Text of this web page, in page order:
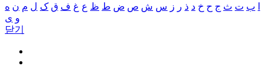
ب ت ث ج ح خ د ذ ر ز س ش ص ض ط ظ ع غ ف ق ک ل م ن ه
و ی
닫기